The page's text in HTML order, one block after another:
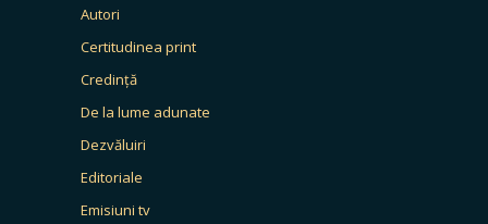
Autori
Certitudinea print
Credință
De la lume adunate
Dezvăluiri
Editoriale
Emisiuni tv